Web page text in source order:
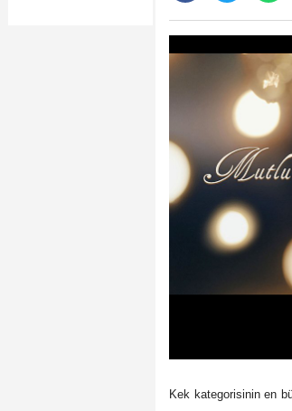
Kek kategorisinin en